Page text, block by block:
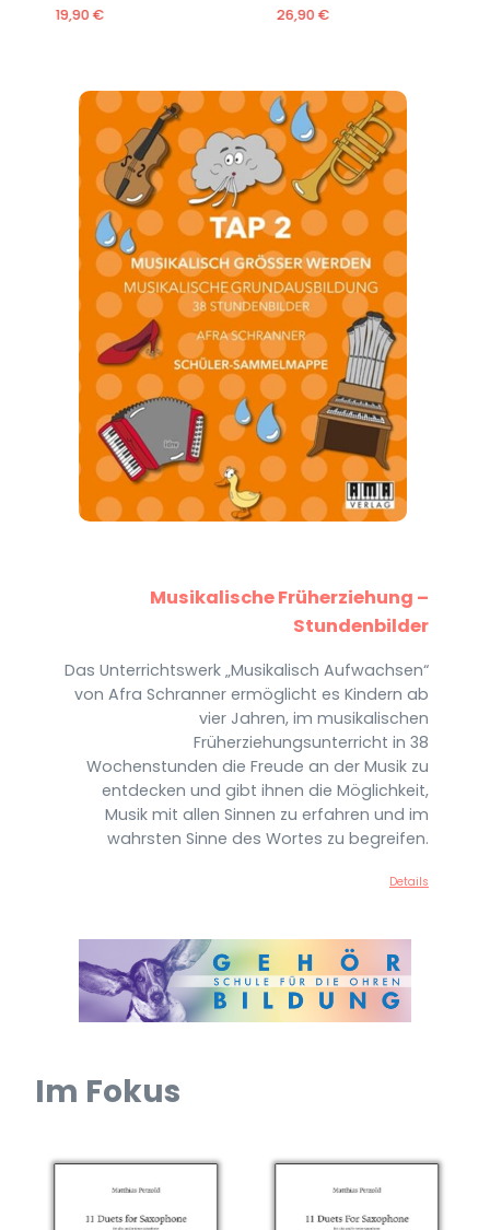
19,90 €
26,90 €
Musikalische Früherziehung –
Stundenbilder
Das Unterrichtswerk „Musikalisch Aufwachsen“
von Afra Schranner ermöglicht es Kindern ab
vier Jahren, im musikalischen
Früherziehungsunterricht in 38
Wochenstunden die Freude an der Musik zu
entdecken und gibt ihnen die Möglichkeit,
Musik mit allen Sinnen zu erfahren und im
wahrsten Sinne des Wortes zu begreifen.
Details
Im Fokus